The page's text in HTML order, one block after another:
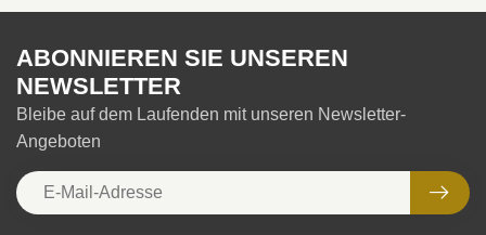
ABONNIEREN SIE UNSEREN
NEWSLETTER
Bleibe auf dem Laufenden mit unseren Newsletter-
Angeboten